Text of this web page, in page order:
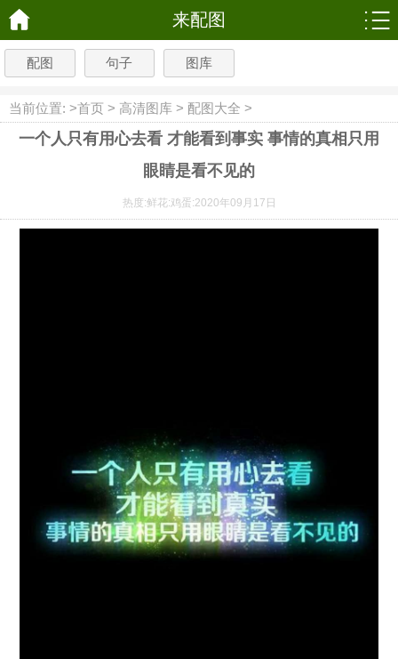
来配图
配图 句子 图库
当前位置: >首页 > 高清图库 > 配图大全 >
一个人只有用心去看 才能看到事实 事情的真相只用
眼睛是看不见的
热度:鲜花:鸡蛋:2020年09月17日